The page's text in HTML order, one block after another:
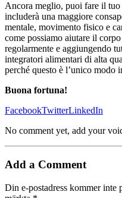
Ancora meglio, puoi fare il
includerà una maggiore
mentale, movimento fisico e
come possiamo aiutare il
regolarmente e aggiungendo
integratori alimentari di alta
perché questo è l’unico
Buona fortuna!
FacebookTwitterLinkedIn
No comment yet, add your
Add a Comment
Din e-postadress kommer inte